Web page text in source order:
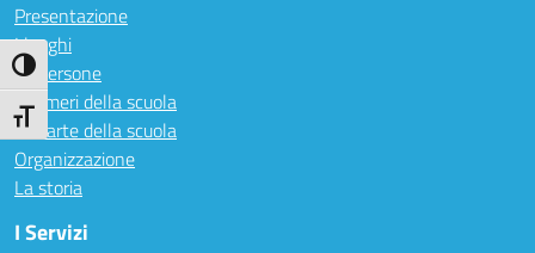
Attiva/disattiva alto contrasto
Attiva/disattiva dimensione testo
Presentazione
I luoghi
Le persone
I numeri della scuola
Le carte della scuola
Organizzazione
La storia
I Servizi